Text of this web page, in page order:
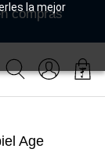
la mejor
compras
Age